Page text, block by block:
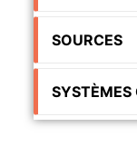
SOURCES
SYSTÈMES